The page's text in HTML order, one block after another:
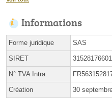
Informations
Forme juridique SAS
SIRET
N° TVA Intra.
Création 30